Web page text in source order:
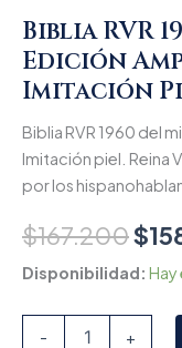
Biblia RVR
Edición
Imitación
Biblia RVR 1960 del
Imitación piel. Reina
por los
$167.200$
Disponibilidad: Hay
- +